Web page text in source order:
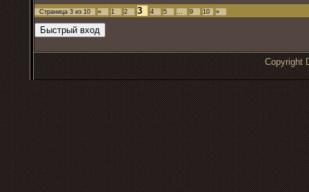
Страница 3 из 10 « 1 2 3 4 5 … 9 10 »
Copyright